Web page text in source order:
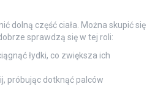
dolną część ciała. Można skupić się
sprawdzą się w tej roli:
łydki, co zwiększa ich
próbując dotknąć palców